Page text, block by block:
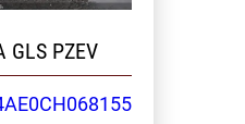
GLS PZEV